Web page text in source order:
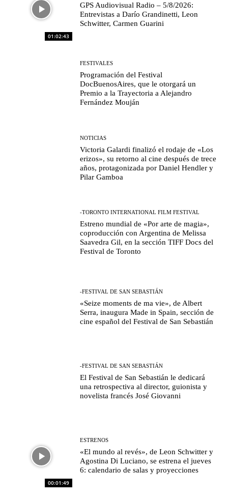
01:02:43
GPS Audiovisual Radio – 5/8/2026:
Entrevistas a Darío Grandinetti, Leon
Schwitter, Carmen Guarini
FESTIVALES
Programación del Festival
DocBuenosAires, que le otorgará un
Premio a la Trayectoria a Alejandro
Fernández Mouján
NOTICIAS
Victoria Galardi finalizó el rodaje de «Los
erizos», su retorno al cine después de trece
años, protagonizada por Daniel Hendler y
Pilar Gamboa
-TORONTO INTERNATIONAL FILM FESTIVAL
Estreno mundial de «Por arte de magia»,
coproducción con Argentina de Melissa
Saavedra Gil, en la sección TIFF Docs del
Festival de Toronto
-FESTIVAL DE SAN SEBASTIÁN
«Seize moments de ma vie», de Albert
Serra, inaugura Made in Spain, sección de
cine español del Festival de San Sebastián
-FESTIVAL DE SAN SEBASTIÁN
El Festival de San Sebastián le dedicará
una retrospectiva al director, guionista y
novelista francés José Giovanni
00:01:49
ESTRENOS
«El mundo al revés», de Leon Schwitter y
Agostina Di Luciano, se estrena el jueves
6: calendario de salas y proyecciones